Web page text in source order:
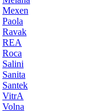
Mexen
Paola
Ravak
REA
Roca
Salini
Sanita
Santek
VitrA
Volna